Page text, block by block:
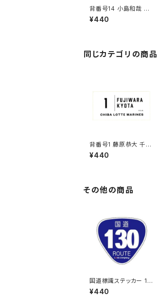
背番号14 小島和哉 千
葉ロッテマリーンズ 選
手ステッカー（ホワイト
¥440
同じカテゴリの商品
背番号1 藤原恭大 千葉
ロッテマリーンズ 選手
ステッカー（ホワイトC)
¥440
その他の商品
国道標識ステッカー 13
0号線
¥440